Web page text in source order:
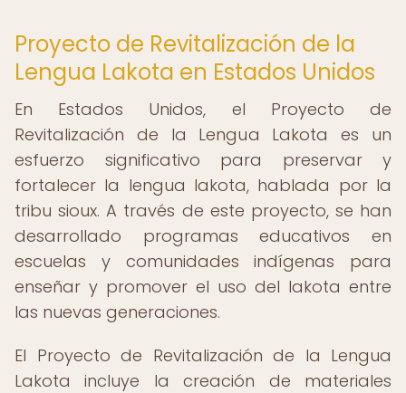
Proyecto de Revitalización de la
Lengua Lakota en Estados Unidos
En Estados Unidos, el Proyecto de
Revitalización de la Lengua Lakota es un
esfuerzo significativo para preservar y
fortalecer la lengua lakota, hablada por la
tribu sioux. A través de este proyecto, se han
desarrollado programas educativos en
escuelas y comunidades indígenas para
enseñar y promover el uso del lakota entre
las nuevas generaciones.
El Proyecto de Revitalización de la Lengua
Lakota incluye la creación de materiales